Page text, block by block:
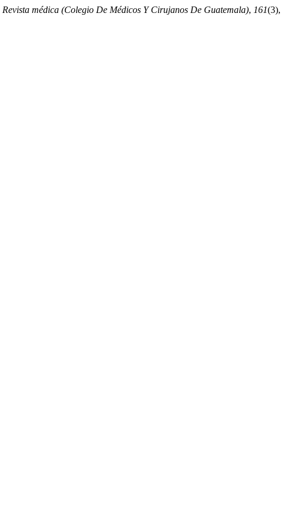
Revista médica (Colegio De Médicos Y Cirujanos De Guatemala), 161(3),